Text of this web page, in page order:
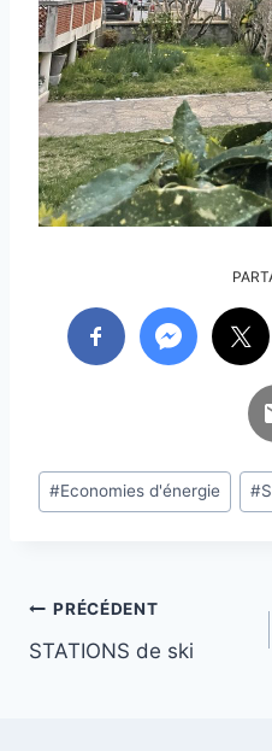
Étiquettes
de
#Economies d'énergie #
Navigation
de
PRÉCÉDENT
STATIONS de ski